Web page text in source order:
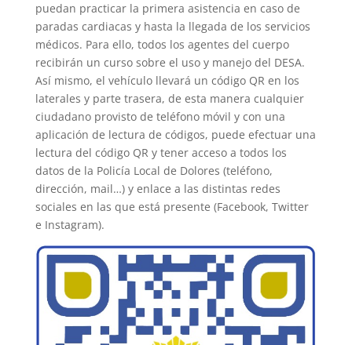
puedan practicar la primera asistencia en caso de
paradas cardiacas y hasta la llegada de los servicios
médicos. Para ello, todos los agentes del cuerpo
recibirán un curso sobre el uso y manejo del DESA.
Así mismo, el vehículo llevará un código QR en los
laterales y parte trasera, de esta manera cualquier
ciudadano provisto de teléfono móvil y con una
aplicación de lectura de códigos, puede efectuar una
lectura del código QR y tener acceso a todos los
datos de la Policía Local de Dolores (teléfono,
dirección, mail…) y enlace a las distintas redes
sociales en las que está presente (Facebook, Twitter
e Instagram).